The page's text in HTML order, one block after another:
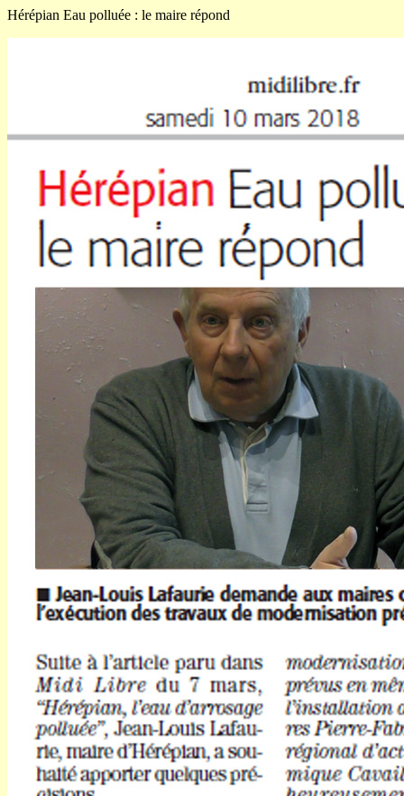
Hérépian Eau polluée : le maire répond